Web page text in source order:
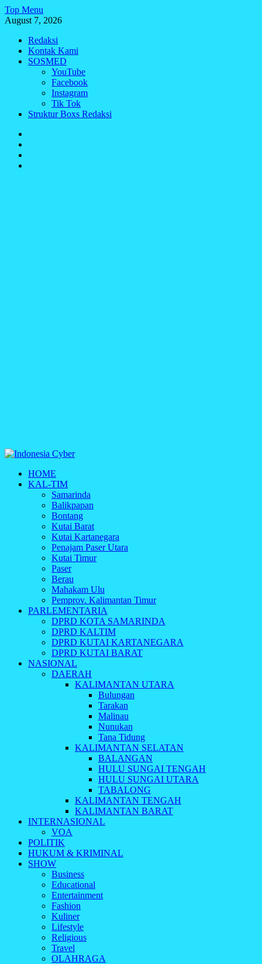
Skip
to
Top Menu
August 7, 2026
Redaksi
Kontak Kami
SOSMED
YouTube
Facebook
Instagram
Tik Tok
Struktur Boxs Redaksi
Indonesia Cyber
Media Cetak, Online & Streaming
HOME
KAL-TIM
Samarinda
Balikpapan
Bontang
Kutai Barat
Kutai Kartanegara
Penajam Paser Utara
Kutai Timur
Paser
Berau
Mahakam Ulu
Pemprov. Kalimantan Timur
PARLEMENTARIA
DPRD KOTA SAMARINDA
DPRD KALTIM
DPRD KUTAI KARTANEGARA
DPRD KUTAI BARAT
NASIONAL
DAERAH
KALIMANTAN UTARA
Bulungan
Tarakan
Malinau
Nunukan
Tana Tidung
KALIMANTAN SELATAN
BALANGAN
HULU SUNGAI TENGAH
HULU SUNGAI UTARA
TABALONG
KALIMANTAN TENGAH
KALIMANTAN BARAT
INTERNASIONAL
VOA
POLITIK
HUKUM & KRIMINAL
SHOW
Business
Educational
Entertainment
Fashion
Kuliner
Lifestyle
Religious
Travel
OLAHRAGA